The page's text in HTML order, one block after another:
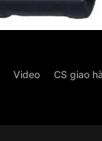
Video CS giao